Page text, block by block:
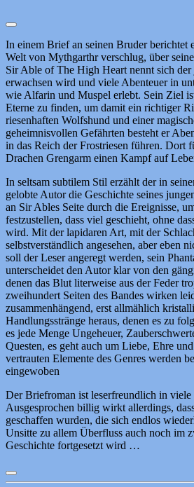
In einem Brief an seinen Bruder berichtet
Welt von Mythgarthr verschlug, über
Sir Able of The High Heart nennt sich
erwachsen wird und viele Abenteuer in
wie Alfarin und Muspel erlebt. Sein Ziel
Eterne zu finden, um damit ein richtiger
riesenhaften Wolfshund und einer
geheimnisvollen Gefährten besteht er
in das Reich der Frostriesen führen. Dort
Drachen Grengarm einen Kampf auf
In seltsam subtilem Stil erzählt der in
gelobte Autor die Geschichte seines
an Sir Ables Seite durch die Ereignisse,
festzustellen, dass viel geschieht, ohne
wird. Mit der lapidaren Art, mit der
selbstverständlich angesehen, aber eben
soll der Leser angeregt werden, sein
unterscheidet den Autor klar von den
denen das Blut literweise aus der Feder
zweihundert Seiten des Bandes wirken
zusammenhängend, erst allmählich
Handlungsstränge heraus, denen es zu
es jede Menge Ungeheuer,
Questen, es geht auch um Liebe, Ehre
vertrauten Elemente des Genres werden
eingewoben
Der Briefroman ist leserfreundlich in
Ausgesprochen billig wirkt allerdings,
geschaffen wurden, die sich endlos
Unsitte zu allem Überfluss auch noch im
Geschichte fortgesetzt wird …